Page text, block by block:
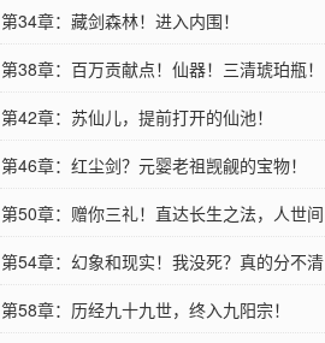
第34章：藏剑森林！进入内围！
第38章：百万贡献点！仙器！三清琥珀瓶！
第42章：苏仙儿，提前打开的仙池！
第46章：红尘剑？元婴老祖觊觎的宝物！
第50章：赠你三礼！直达长生之法，人世间
第54章：幻象和现实！我没死？真的分不清
第58章：历经九十九世，终入九阳宗！